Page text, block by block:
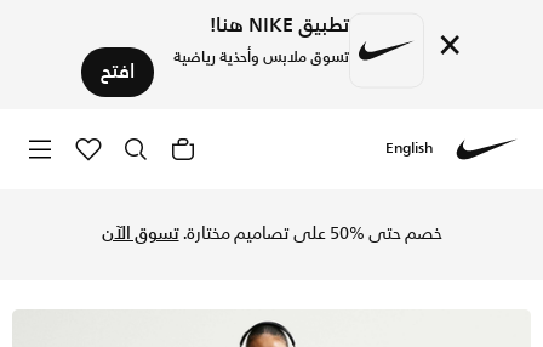
× تطبيق NIKE هنا!
تسوق ملابس وأحذية رياضية افتح
English
خصم حتى %50 على تصاميم مختارة. تسوق الآن